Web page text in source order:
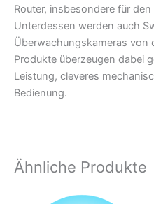
Router, insbesondere für
Unterdessen werden auch
Überwachungskameras von
Produkte überzeugen dabei
Leistung, cleveres
Bedienung.
Ähnliche Produkte